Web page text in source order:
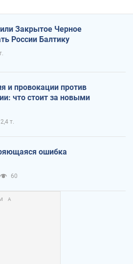
Закрытое Черное
России Балтику
и провокации против
что стоит за новыми
2,4 т.
ошибка
60